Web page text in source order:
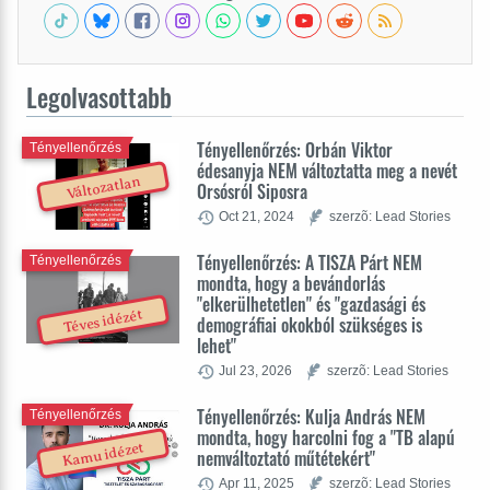
Legolvasottabb
Változatlan
Tényellenőrzés: Orbán Viktor
édesanyja NEM változtatta meg a nevét
Orsósról Siposra
Tényellenőrzés
Oct 21, 2024 szerzõ: Lead Stories
Téves idézét
Tényellenőrzés: A TISZA Párt NEM
mondta, hogy a bevándorlás
"elkerülhetetlen" és "gazdasági és
demográfiai okokból szükséges is
lehet"
Tényellenőrzés
Jul 23, 2026 szerzõ: Lead Stories
Kamu idézet
Tényellenőrzés: Kulja András NEM
mondta, hogy harcolni fog a "TB alapú
nemváltoztató műtétekért"
Tényellenőrzés
Apr 11, 2025 szerzõ: Lead Stories